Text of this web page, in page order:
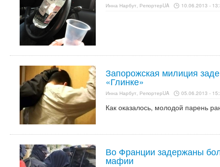
Инна Нарбут, РепортерUA 10.06.2013 -
Запорожская милиция
«Глинке»
Инна Нарбут, РепортерUA 05.06.2013 -
Как оказалось, молодой парень
Во Франции задержаны
мафии